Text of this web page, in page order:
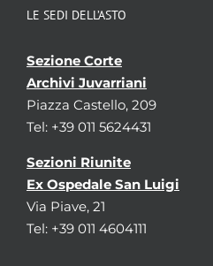
LE SEDI DELL’ASTO
Sezione Corte
Archivi Juvarriani
Piazza Castello, 209
Tel: +39 011 5624431
Sezioni Riunite
Ex Ospedale San Luigi
Via Piave, 21
Tel: +39 011 4604111